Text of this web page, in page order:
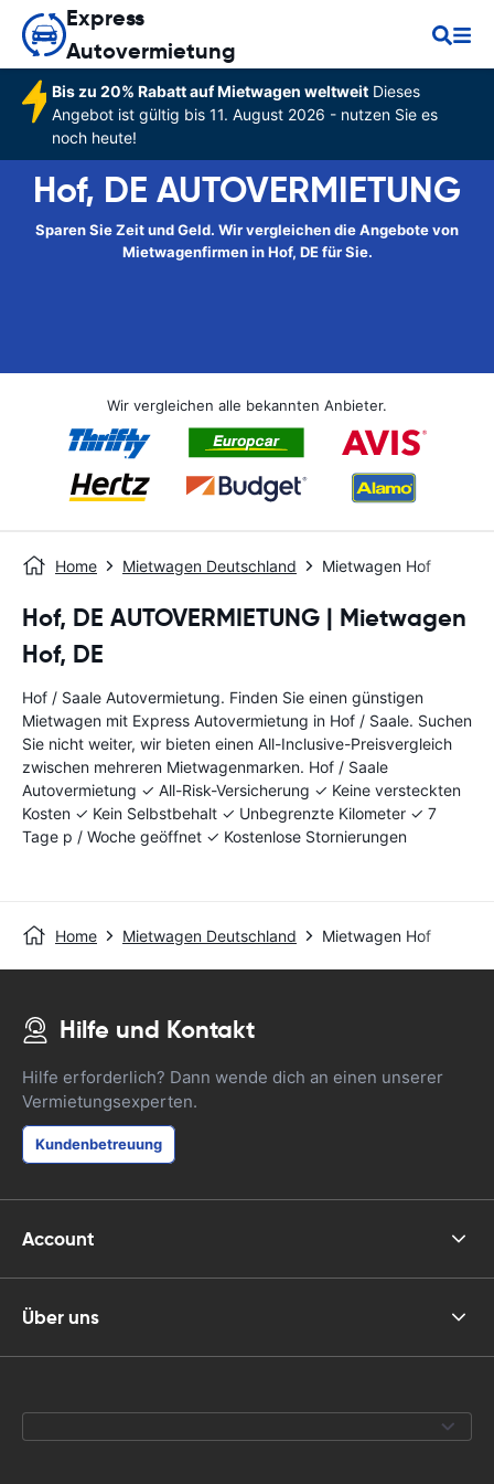
Express
Autovermietung
Bis zu 20% Rabatt auf Mietwagen weltweitDieses
Angebot ist gültig bis 11. August 2026 - nutzen Sie es
noch heute!
Hof, DE AUTOVERMIETUNG
Sparen Sie Zeit und Geld. Wir vergleichen die Angebote von
Mietwagenfirmen in Hof, DE für Sie.
Wir vergleichen alle bekannten Anbieter.
Home Mietwagen Deutschland Mietwagen Hof
Hof, DE AUTOVERMIETUNG | Mietwagen
Hof, DE
Hof / Saale Autovermietung. Finden Sie einen günstigen
Mietwagen mit Express Autovermietung in Hof / Saale. Suchen
Sie nicht weiter, wir bieten einen All-Inclusive-Preisvergleich
zwischen mehreren Mietwagenmarken. Hof / Saale
Autovermietung ✓ All-Risk-Versicherung ✓ Keine versteckten
Kosten ✓ Kein Selbstbehalt ✓ Unbegrenzte Kilometer ✓ 7
Tage p / Woche geöffnet ✓ Kostenlose Stornierungen
Home Mietwagen Deutschland Mietwagen Hof
Hilfe und Kontakt
Hilfe erforderlich? Dann wende dich an einen unserer
Vermietungsexperten.
Kundenbetreuung
Account
Über uns